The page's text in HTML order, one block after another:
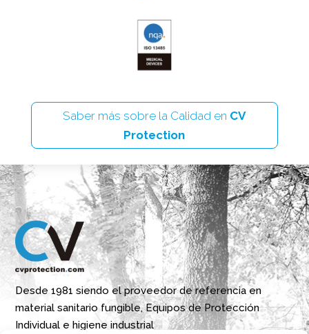
Saber más sobre la Calidad en CV
Protection
Desde 1981 siendo el proveedor de referencia en
material sanitario fungible, Equipos de Protección
Individual e higiene industrial